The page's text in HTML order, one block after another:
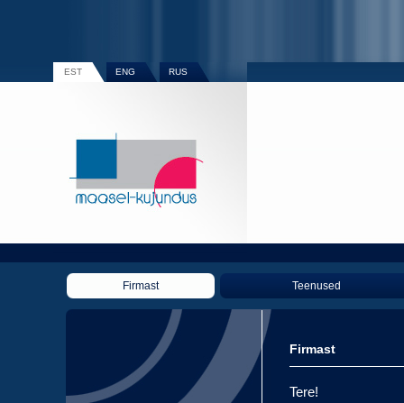
EST ENG RUS
Firmast Teenused
Firmast
Tere!